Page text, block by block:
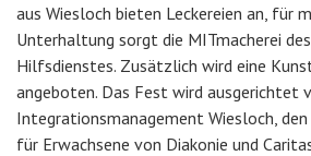
aus Wiesloch bieten Leckereien an, für
Unterhaltung sorgt die MITmacherei
Hilfsdienstes. Zusätzlich wird eine
angeboten. Das Fest wird ausgerichtet
Integrationsmanagement Wiesloch,
für Erwachsene von Diakonie und